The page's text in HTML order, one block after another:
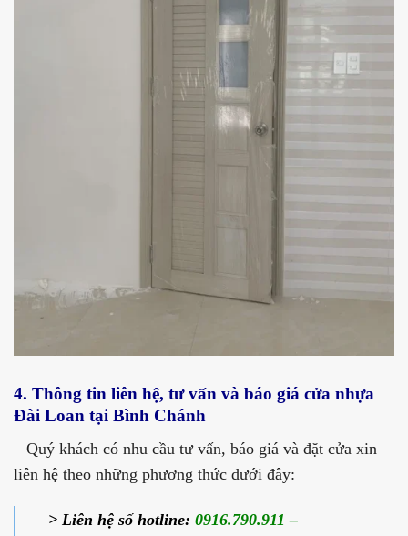
4. Thông tin liên hệ, tư vấn và báo giá cửa nhựa
Đài Loan tại Bình Chánh
– Quý khách có nhu cầu tư vấn, báo giá và đặt cửa xin
liên hệ theo những phương thức dưới đây:
> Liên hệ số hotline: 0916.790.911 –